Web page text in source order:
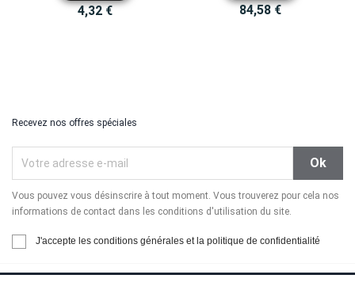
4,32 € 84,58 €
Recevez nos offres spéciales
Vous pouvez vous désinscrire à tout moment. Vous trouverez pour cela nos
informations de contact dans les conditions d'utilisation du site.
J'accepte les conditions générales et la politique de confidentialité